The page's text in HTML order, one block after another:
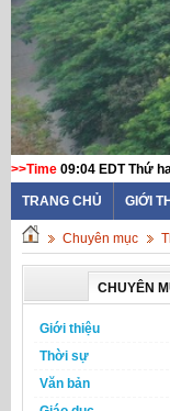
>>Time 09:04 EDT Thứ
TRANG CHỦ GIỚI
Chuyên mục
CHUYÊN
Giới thiệu
Thời sự
Văn bản